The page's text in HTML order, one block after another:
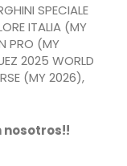
SPECIALE
ITALIA (MY
PRO (MY
2025 WORLD
(MY 2026),
nosotros!!